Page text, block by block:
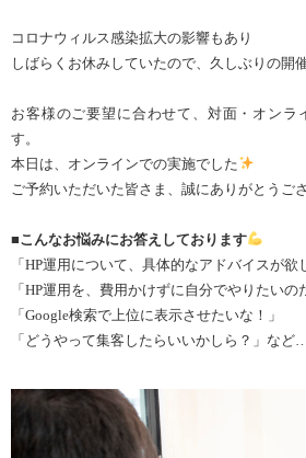
コロナウィルス感染拡大の影響もあり
しばらくお休みしていたので、久しぶりの開
お客様のご要望に合わせて、対面・オンラ
す。
本日は、オンラインでの実施でした
ご予約いただいた皆さま、誠にありがとうご
■こんなお悩みにお答えしております
「HP運用について、具体的なアドバイスが欲
「HP運用を、費用かけずに自分でやりたいの
「Google検索で上位に表示させたいな！」
「どうやって集客したらいいかしら？」など